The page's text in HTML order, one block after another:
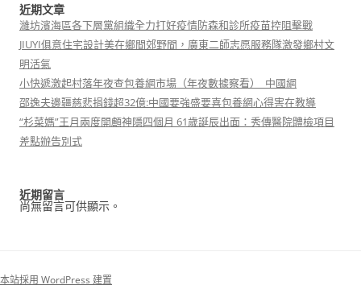
近期文章
濰坊濱海區各下層黨組織全力打好疫情防森和診所疫苗控阻擊戰
JIUYI俱意住宅設計美在鄉間郊野間，廣東二師志愿服務隊激發鄉村文
明活氣
小快遞激起村落年夜查包養網市場（年夜數據察看）_中國網
邵逸夫邊疆慈悲捐錢超32億:中國要強盛要喜包養網心得害在教導
“杉菜媽”王月兩度開顱神隱四個月 61歲誕辰出面：秀傳醫院體檢項目
差點辦告別式
近期留言
尚無留言可供顯示。
本站採用 WordPress 建置